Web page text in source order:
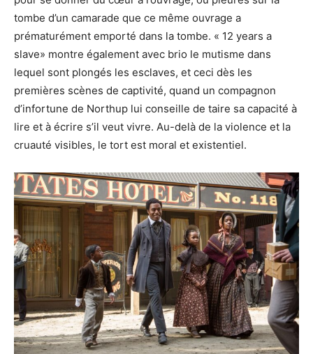
tombe d’un camarade que ce même ouvrage a
prématurément emporté dans la tombe. « 12 years a
slave» montre également avec brio le mutisme dans
lequel sont plongés les esclaves, et ceci dès les
premières scènes de captivité, quand un compagnon
d’infortune de Northup lui conseille de taire sa capacité à
lire et à écrire s’il veut vivre. Au-delà de la violence et la
cruauté visibles, le tort est moral et existentiel.